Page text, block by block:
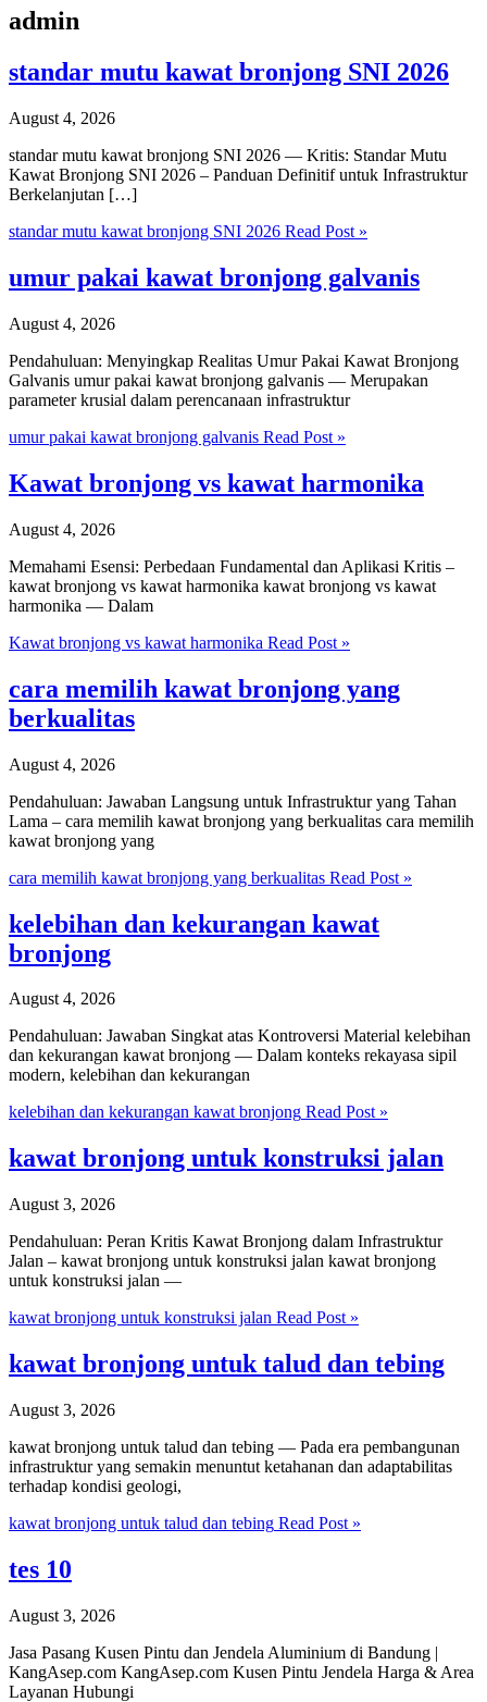
admin
standar mutu kawat bronjong SNI 2026
August 4, 2026
standar mutu kawat bronjong SNI 2026 — Kritis: Standar Mutu
Kawat Bronjong SNI 2026 – Panduan Definitif untuk Infrastruktur
Berkelanjutan […]
standar mutu kawat bronjong SNI 2026 Read Post »
umur pakai kawat bronjong galvanis
August 4, 2026
Pendahuluan: Menyingkap Realitas Umur Pakai Kawat Bronjong
Galvanis umur pakai kawat bronjong galvanis — Merupakan
parameter krusial dalam perencanaan infrastruktur
umur pakai kawat bronjong galvanis Read Post »
Kawat bronjong vs kawat harmonika
August 4, 2026
Memahami Esensi: Perbedaan Fundamental dan Aplikasi Kritis –
kawat bronjong vs kawat harmonika kawat bronjong vs kawat
harmonika — Dalam
Kawat bronjong vs kawat harmonika Read Post »
cara memilih kawat bronjong yang
berkualitas
August 4, 2026
Pendahuluan: Jawaban Langsung untuk Infrastruktur yang Tahan
Lama – cara memilih kawat bronjong yang berkualitas cara memilih
kawat bronjong yang
cara memilih kawat bronjong yang berkualitas Read Post »
kelebihan dan kekurangan kawat
bronjong
August 4, 2026
Pendahuluan: Jawaban Singkat atas Kontroversi Material kelebihan
dan kekurangan kawat bronjong — Dalam konteks rekayasa sipil
modern, kelebihan dan kekurangan
kelebihan dan kekurangan kawat bronjong Read Post »
kawat bronjong untuk konstruksi jalan
August 3, 2026
Pendahuluan: Peran Kritis Kawat Bronjong dalam Infrastruktur
Jalan – kawat bronjong untuk konstruksi jalan kawat bronjong
untuk konstruksi jalan —
kawat bronjong untuk konstruksi jalan Read Post »
kawat bronjong untuk talud dan tebing
August 3, 2026
kawat bronjong untuk talud dan tebing — Pada era pembangunan
infrastruktur yang semakin menuntut ketahanan dan adaptabilitas
terhadap kondisi geologi,
kawat bronjong untuk talud dan tebing Read Post »
tes 10
August 3, 2026
Jasa Pasang Kusen Pintu dan Jendela Aluminium di Bandung |
KangAsep.com KangAsep.com Kusen Pintu Jendela Harga & Area
Layanan Hubungi